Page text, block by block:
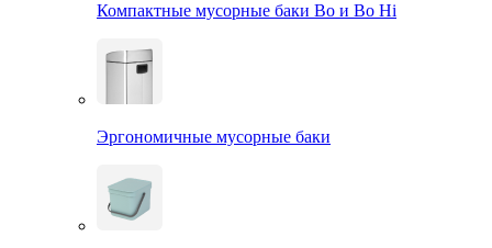
Компактные мусорные баки Bo и Bo Hi
Эргономичные мусорные баки